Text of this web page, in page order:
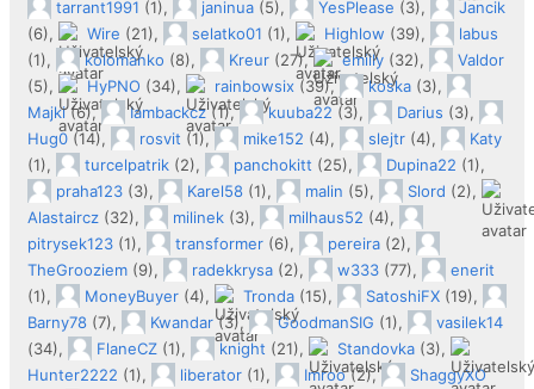
tarrant1991 (1), janinua (5), YesPlease (3),
Jancik
(6),
Wire (21), selatko01 (1), Highlow (39),
labus
(1),
kolomanko (8), Kreur (27), emilly (32),
Valdor
(5),
HyPNO (34), rainbowsix(39), koska (3),
Majki(6), Iambackcz(1), kuuba22(3), Darius (3),
Hug0(14), rosvit (1), mike152 (4), slejtr (4),
Katy
(1),
turcelpatrik (2), panchokitt (25), Dupina22 (1),
praha123 (3), Karel58 (1), malin (5), Slord (2),
Alastaircz (32), milinek (3), milhaus52 (4),
pitrysek123 (1), transformer (6), pereira (2),
TheGrooziem (9), radekkrysa (2), w333 (77),
enerit
(1),
MoneyBuyer (4), Tronda (15), SatoshiFX (19),
Barny78 (7), Kwandar(3), GoodmanSIG (1),
vasilek14
(34),
FlaneCZ (1), knight (21), Standovka (3),
Hunter2222 (1), liberator (1), Imroo(2),
ShaggyXO